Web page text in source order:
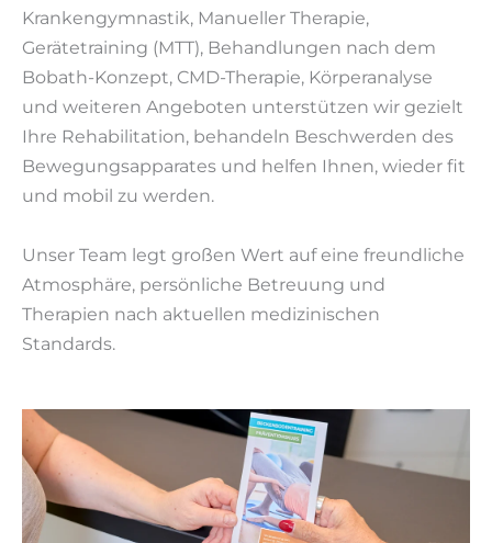
Krankengymnastik, Manueller Therapie,
Gerätetraining (MTT), Behandlungen nach dem
Bobath-Konzept, CMD-Therapie, Körperanalyse
und weiteren Angeboten unterstützen wir gezielt
Ihre Rehabilitation, behandeln Beschwerden des
Bewegungsapparates und helfen Ihnen, wieder fit
und mobil zu werden.
Unser Team legt großen Wert auf eine freundliche
Atmosphäre, persönliche Betreuung und
Therapien nach aktuellen medizinischen
Standards.